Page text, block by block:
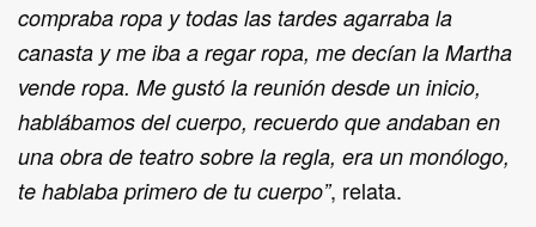
compraba ropa y todas las tardes agarraba la
canasta y me iba a regar ropa, me decían la Martha
vende ropa. Me gustó la reunión desde un inicio,
hablábamos del cuerpo, recuerdo que andaban en
una obra de teatro sobre la regla, era un monólogo,
te hablaba primero de tu cuerpo”, relata.